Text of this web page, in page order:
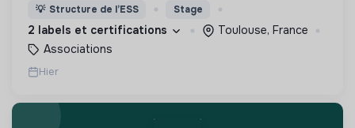
d'innovation sociale qui utilisent le numérique pour
participer à la lutte contre la pauvreté
💡 Structure de l’ESS Stage
2 labels et certifications
Toulouse, France
Associations
Hier